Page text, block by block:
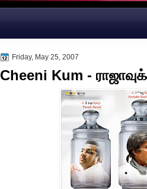
Friday, May 25, 2007
Cheeni Kum -